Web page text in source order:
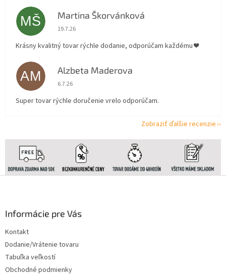
MŠ Martina Škorvánková
Hodnotenie obchodu je 5 z 5 hviezdičiek.
19.7.26
Krásny kvalitný tovar rýchle dodanie, odporúčam každému ❤️
AM Alzbeta Maderova
Hodnotenie obchodu je 5 z 5 hviezdičiek.
6.7.26
Super tovar rýchle doručenie vrelo odporúčam.
Zobraziť ďalšie recenzie
Informácie pre Vás
Kontakt
Dodanie/Vrátenie tovaru
Tabuľka veľkostí
Obchodné podmienky